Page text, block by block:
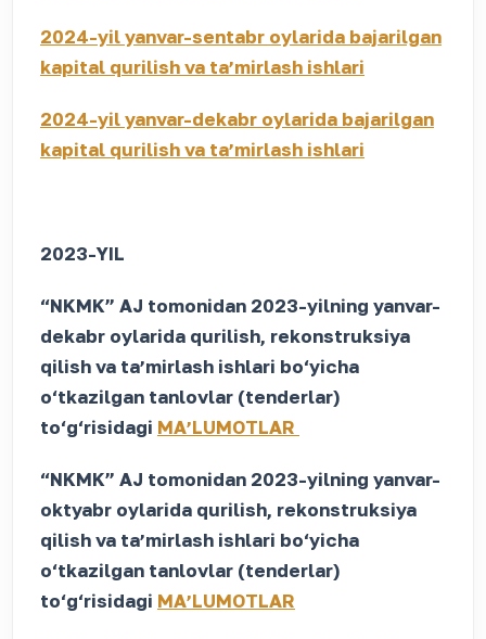
2024-yil yanvar-sentabr oylarida bajarilgan
kapital qurilish va taʼmirlash ishlari
2024-yil yanvar-dekabr oylarida bajarilgan
kapital qurilish va taʼmirlash ishlari
2023-YIL
“NKMK” AJ tomonidan 2023-yilning yanvar-
dekabr oylarida qurilish, rekonstruksiya
qilish va taʼmirlash ishlari bo‘yicha
o‘tkazilgan tanlovlar (tenderlar)
to‘g‘risidagi MAʼLUMOTLAR
“NKMK” AJ tomonidan 2023-yilning yanvar-
oktyabr oylarida qurilish, rekonstruksiya
qilish va taʼmirlash ishlari bo‘yicha
o‘tkazilgan tanlovlar (tenderlar)
to‘g‘risidagi MAʼLUMOTLAR